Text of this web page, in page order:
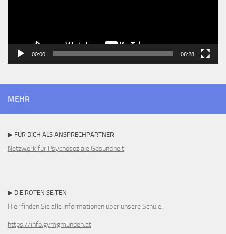
00:00 06:28
MEHR
▶ FÜR DICH ALS ANSPRECHPARTNER
Netzwerk für Psychosoziale Gesundheit
▶ DIE ROTEN SEITEN
Hier finden Sie alle Informationen über unsere Schule.
https://info.gymgmunden.at